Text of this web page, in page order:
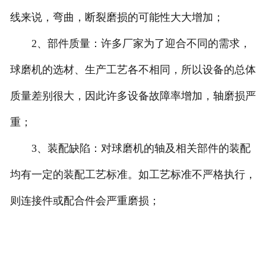
线来说，弯曲，断裂磨损的可能性大大增加；
2、部件质量：许多厂家为了迎合不同的需求，
球磨机的选材、生产工艺各不相同，所以设备的总体
质量差别很大，因此许多设备故障率增加，轴磨损严
重；
3、装配缺陷：对球磨机的轴及相关部件的装配
均有一定的装配工艺标准。如工艺标准不严格执行，
则连接件或配合件会严重磨损；